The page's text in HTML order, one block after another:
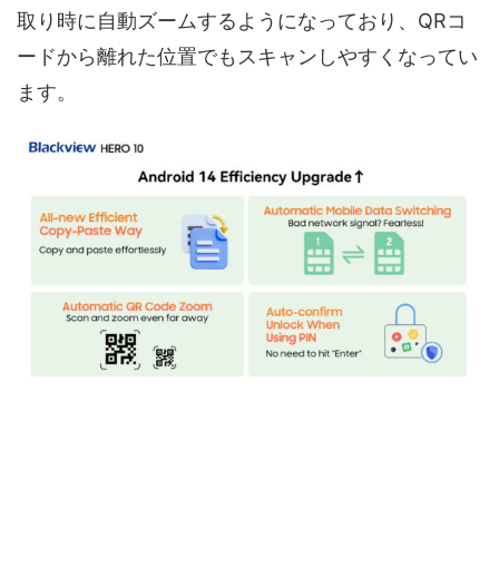
取り時に自動ズームするようになっており、QRコ
ードから離れた位置でもスキャンしやすくなってい
ます。